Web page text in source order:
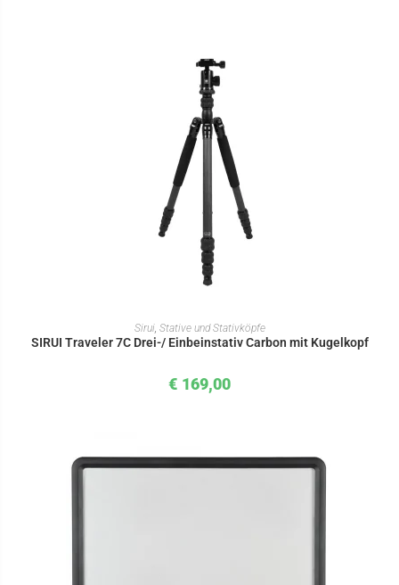
IN DEN WARENKORB
Sirui, Stative und Stativköpfe
SIRUI Traveler 7C Drei-/ Einbeinstativ Carbon mit Kugelkopf
€ 169,00